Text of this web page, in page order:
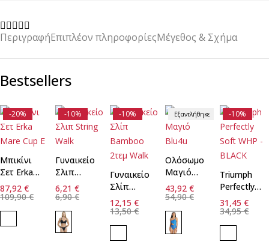
ΠεριγραφήΕπιπλέον πληροφορίεςΜέγεθος & Σχήμα
Bestsellers
-20%
Γρήγορη
προσθήκη
στο
καλάθι
Μπικίνι
Σετ Erka
Mare Cup
E
109,90€
87,92 €
-10%
Γυναικείο
Σλιπ
String
Walk
6,90€
6,21 €
-10%
Γρήγορη
προσθήκη
στο
καλάθι
Γυναικείο
Σλίπ
Bamboo
2τεμ Walk
13,50€
12,15€
Εξαντλήθηκε
Γρήγορη
προσθήκη
στο
καλάθι
Ολόσωμο
Μαγιό
Blu4u
54,90€
43,92 €
-10%
Triumph
Perfectly
Soft WHP
- BLACK
34,95€
31,45€